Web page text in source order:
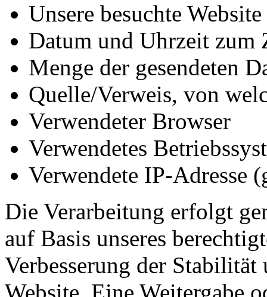
Unsere besuchte Website
Datum und Uhrzeit zum
Menge der gesendeten
Quelle/Verweis, von
Verwendeter Browser
Verwendetes
Verwendete IP-Adresse
Die Verarbeitung erfolgt
auf Basis unseres
Verbesserung der